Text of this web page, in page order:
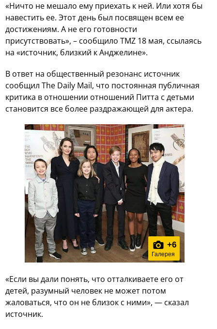
«Ничто не мешало ему приехать к ней. Или хотя бы
навестить ее. Этот день был посвящен всем ее
достижениям. А не его готовности
присутствовать», – сообщило TMZ 18 мая, ссылаясь
на «источник, близкий к Анджелине».
В ответ на общественный резонанс источник
сообщил The Daily Mail, что постоянная публичная
критика в отношении отношений Питта с детьми
становится все более раздражающей для актера.
+6
Галерея
«Если вы дали понять, что отталкиваете его от
детей, разумный человек не может потом
жаловаться, что он не близок с ними», — сказал
источник.